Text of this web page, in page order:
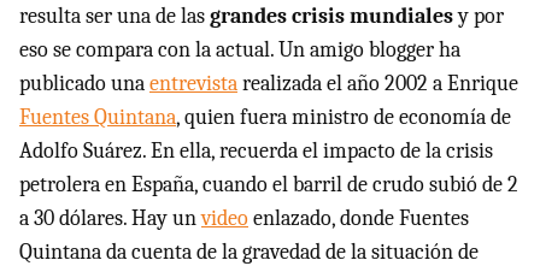
resulta ser una de lasgrandes crisis mundialesy por
eso se compara con la actual. Un amigo blogger ha
publicado unaentrevistarealizada el año 2002 a Enrique
Fuentes Quintana, quien fuera ministro de economía de
Adolfo Suárez. En ella, recuerda el impacto de la crisis
petrolera en España, cuando el barril de crudo subió de 2
a 30 dólares. Hay unvideoenlazado, donde Fuentes
Quintana da cuenta de la gravedad de la situación de